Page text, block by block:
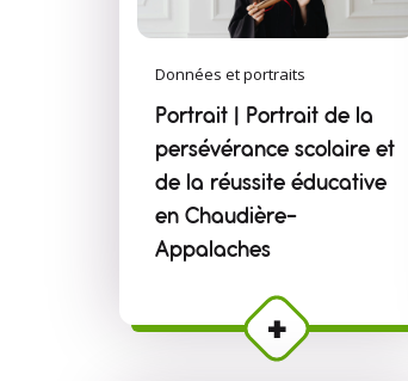
Données et portraits
Portrait | Portrait de la
persévérance scolaire et
de la réussite éducative
en Chaudière-
Appalaches